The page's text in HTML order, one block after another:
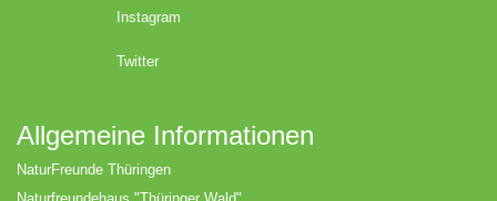
Instagram
Twitter
Allgemeine Informationen
NaturFreunde Thüringen
Naturfreundehaus "Thüringer Wald"